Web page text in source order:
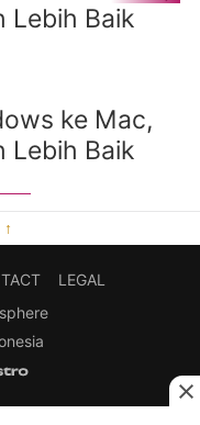
ke Mac,
Lebih Baik
LEGAL